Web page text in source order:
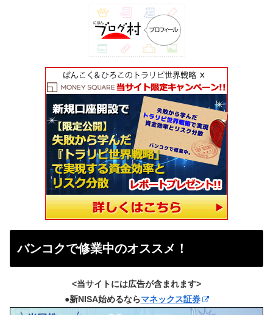
バンコクで修業中のオススメ！
<当サイトには広告が含まれます>
●新NISA始めるならマネックス証券